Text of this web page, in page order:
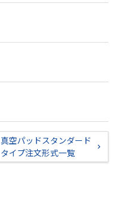
真空パッドスタンダード
タイプ注文形式一覧